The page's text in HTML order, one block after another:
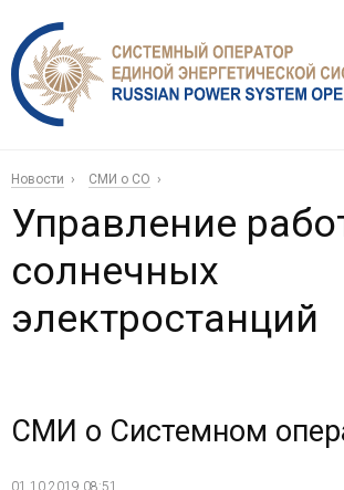
Новости СМИ о СО
Управление
солнечных
электростанций
СМИ о Системном
01.10.2019 08:51